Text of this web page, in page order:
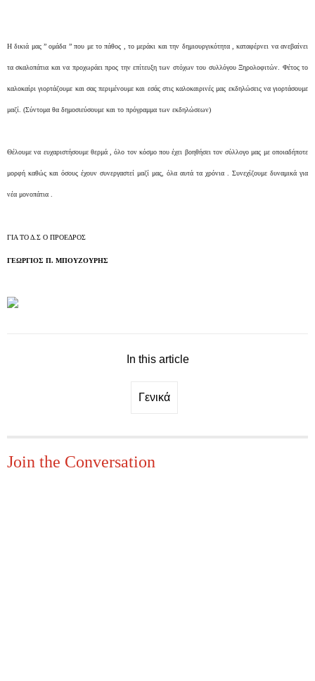
Η δικιά μας ” ομάδα ” που με το πάθος , το μεράκι και την δημιουργικότητα , καταφέρνει να ανεβαίνει
τα σκαλοπάτια και να προχωράει προς την επίτευξη των στόχων του συλλόγου Ξηρολοφιτών. Φέτος το
καλοκαίρι γιορτάζουμε και σας περιμένουμε και εσάς στις καλοκαιρινές μας εκδηλώσεις να γιορτάσουμε
μαζί. (Σύντομα θα δημοσιεύσουμε και το πρόγραμμα των εκδηλώσεων)
Θέλουμε να ευχαριστήσουμε θερμά , όλο τον κόσμο που έχει βοηθήσει τον σύλλογο μας με οποιαδήποτε
μορφή καθώς και όσους έχουν συνεργαστεί μαζί μας, όλα αυτά τα χρόνια . Συνεχίζουμε δυναμικά για
νέα μονοπάτια .
ΓΙΑ ΤΟ Δ.Σ Ο ΠΡΟΕΔΡΟΣ
ΓΕΩΡΓΙΟΣ Π. ΜΠΟΥΖΟΥΡΗΣ
In this article
Γενικά
Join the Conversation